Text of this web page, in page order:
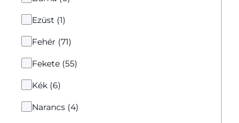
Ezüst (1)
Fehér (71)
Fekete (55)
Kék (6)
Narancs (4)